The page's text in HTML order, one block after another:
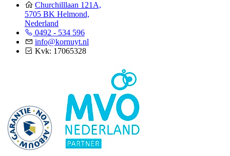
Churchilllaan 121A,
5705 BK Helmond,
Nederland
0492 - 534 596
info@kornuyt.nl
Kvk: 17065328